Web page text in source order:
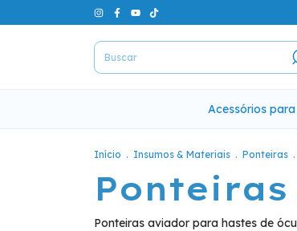
Acessórios
Início . Insumos & Materiais . Ponteiras .
Ponteiras aviador para hastes de